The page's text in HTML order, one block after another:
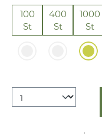
100
St
400
St
1000
St